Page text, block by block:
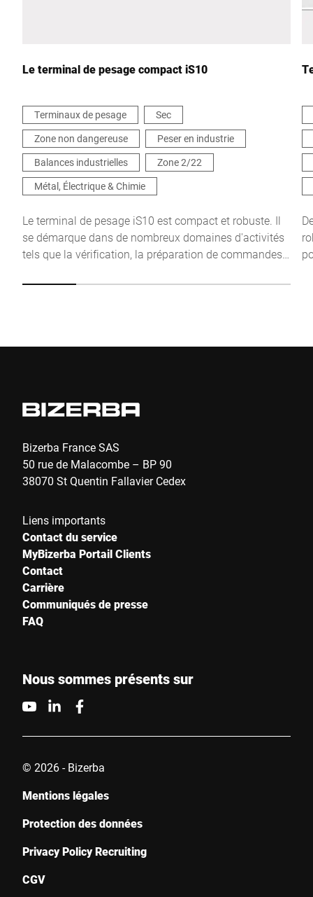
Je confirme par la présente que j'accepte l'utilisation de mes
données pour traiter cette demande De plus amples informations
peuvent être trouvées dans le Déclaration de protection des
données*
Anti-Robot Verification
Click to start verification
FriendlyCaptcha ⇗
Le terminal de pesage compact iS10
Terminaux de pesage
Sec
Zone non dangereuse
Peser en industrie
Balances industrielles
Zone 2/22
Métal, Électrique & Chimie
Le terminal de pesage iS10 est compact et robuste. Il
se démarque dans de nombreux domaines d'activités
tels que la vérification, la préparation de commandes,
l'inventaire. Il est facile à utiliser et fabriqué en acier
Bizerba France SAS
50 rue de Malacombe – BP 90
38070 St Quentin Fallavier Cedex
Liens importants
Contact du service
MyBizerba Portail Clients
Contact
Carrière
Communiqués de presse
FAQ
Nous sommes présents sur
© 2026 - Bizerba
Mentions légales
Protection des données
Privacy Policy Recruiting
CGV